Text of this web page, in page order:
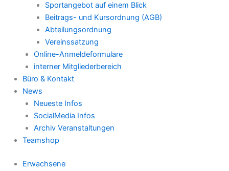
Sportangebot auf einem Blick
Beitrags- und Kursordnung (AGB)
Abteilungsordnung
Vereinssatzung
Online-Anmeldeformulare
interner Mitgliederbereich
Büro & Kontakt
News
Neueste Infos
SocialMedia Infos
Archiv Veranstaltungen
Teamshop
Erwachsene